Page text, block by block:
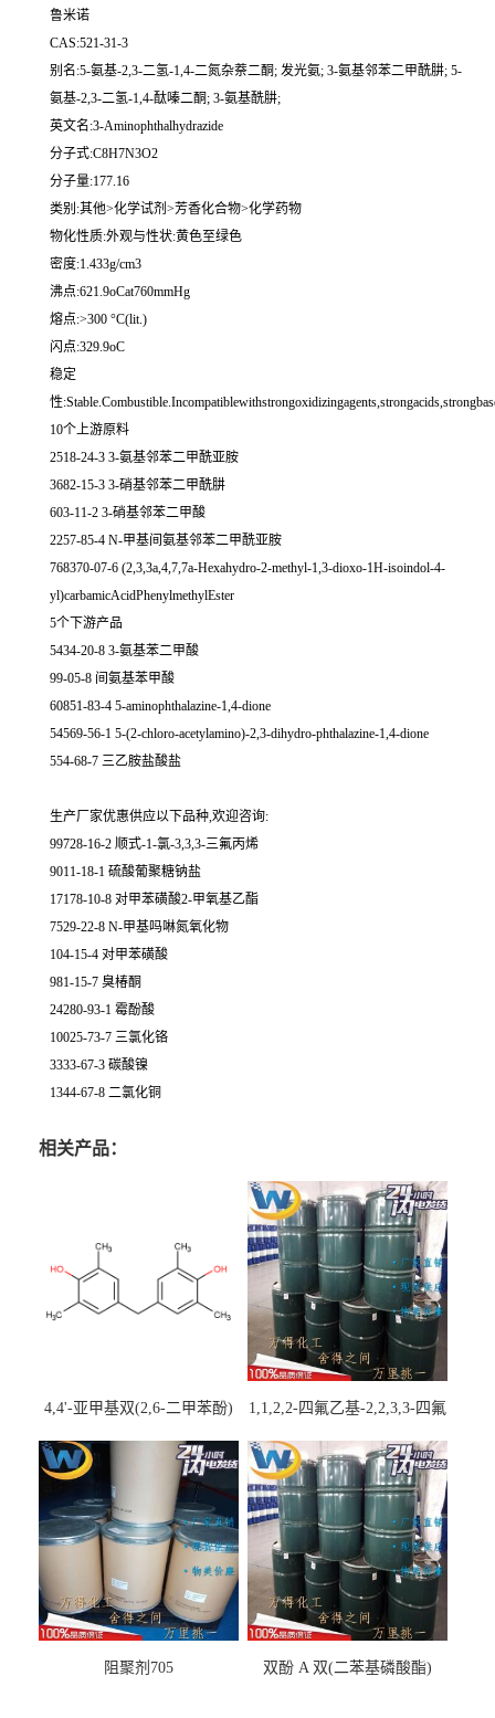
鲁米诺
CAS:521-31-3
别名:5-氨基-2,3-二氢-1,4-二氮杂萘二酮; 发光氨; 3-氨基邻苯二甲酰肼; 5-
氨基-2,3-二氢-1,4-酞嗪二酮; 3-氨基酰肼;
英文名:3-Aminophthalhydrazide
分子式:C8H7N3O2
分子量:177.16
类别:其他>化学试剂>芳香化合物>化学药物
物化性质:外观与性状:黄色至绿色
密度:1.433g/cm3
沸点:621.9oCat760mmHg
熔点:>300 °C(lit.)
闪点:329.9oC
稳定
性
10个上游原料
2518-24-3 3-氨基邻苯二甲酰亚胺
3682-15-3 3-硝基邻苯二甲酰肼
603-11-2 3-硝基邻苯二甲酸
2257-85-4 N-甲基间氨基邻苯二甲酰亚胺
768370-07-6 (2,3,3a,4,7,7a-Hexahydro-2-methyl-1,3-dioxo-1H-isoindol-4-
yl)carbamicAcidPhenylmethylEster
5个下游产品
5434-20-8 3-氨基苯二甲酸
99-05-8 间氨基苯甲酸
60851-83-4 5-aminophthalazine-1,4-dione
54569-56-1 5-(2-chloro-acetylamino)-2,3-dihydro-phthalazine-1,4-dione
554-68-7 三乙胺盐酸盐
生产厂家优惠供应以下品种,欢迎咨询:
99728-16-2 顺式-1-氯-3,3,3-三氟丙烯
9011-18-1 硫酸葡聚糖钠盐
17178-10-8 对甲苯磺酸2-甲氧基乙酯
7529-22-8 N-甲基吗啉氮氧化物
104-15-4 对甲苯磺酸
981-15-7 臭椿酮
24280-93-1 霉酚酸
10025-73-7 三氯化铬
3333-67-3 碳酸镍
1344-67-8 二氯化铜
相关产品：
4,4'-亚甲基双(2,6-二甲苯酚)
1,1,2,2-四氟乙基-2,2,3,3-四氟
阻聚剂705 双酚 A 双(二苯基磷酸酯)